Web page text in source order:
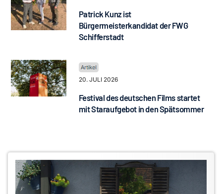
Patrick Kunz ist
Bürgermeisterkandidat der FWG
Schifferstadt
20. JULI 2026
Festival des deutschen Films startet
mit Staraufgebot in den Spätsommer